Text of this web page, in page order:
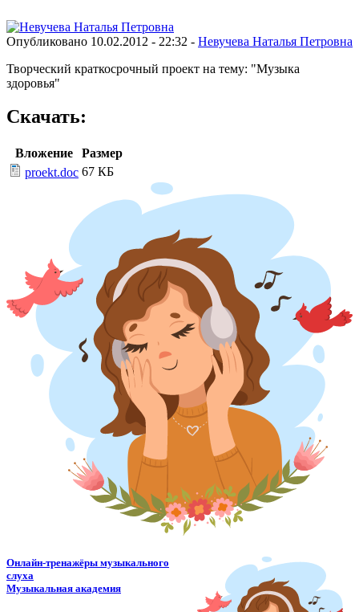
Опубликовано 10.02.2012 - 22:32 - Невучева Наталья Петровна
Творческий краткосрочный проект на тему: "Музыка
здоровья"
Скачать:
Вложение
Размер
proekt.doc 67 КБ
Онлайн-тренажёры музыкального
слуха
Музыкальная академия